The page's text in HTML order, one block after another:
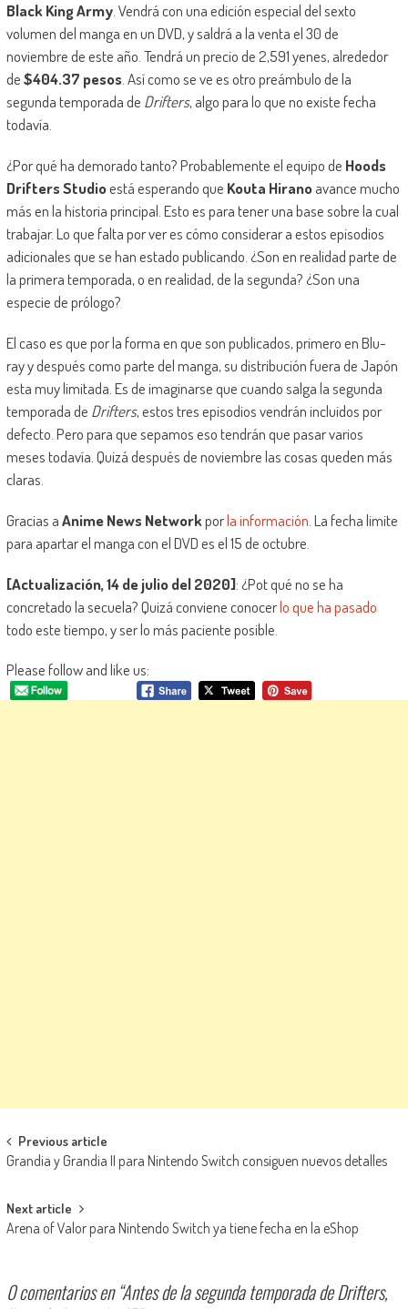
Black King Army. Vendrá con una edición especial del sexto
volumen del manga en un DVD, y saldrá a la venta el 30 de
noviembre de este año. Tendrá un precio de 2,591 yenes, alrededor
de$404.37 pesos. Así como se ve es otro preámbulo de la
segunda temporada de Drifters, algo para lo que no existe fecha
todavía.
¿Por qué ha demorado tanto? Probablemente el equipo de Hoods
Drifters Studioestá esperando que Kouta Hiranoavance mucho
más en la historia principal. Esto es para tener una base sobre la cual
trabajar. Lo que falta por ver es cómo considerar a estos episodios
adicionales que se han estado publicando. ¿Son en realidad parte de
la primera temporada, o en realidad, de la segunda? ¿Son una
especie de prólogo?
El caso es que por la forma en que son publicados, primero en Blu-
ray y después como parte del manga, su distribución fuera de Japón
esta muy limitada. Es de imaginarse que cuando salga la segunda
temporada de Drifters, estos tres episodios vendrán incluidos por
defecto. Pero para que sepamos eso tendrán que pasar varios
meses todavía. Quizá después de noviembre las cosas queden más
claras.
Gracias aAnime News Networkporla información . La fecha limite
para apartar el manga con el DVD es el 15 de octubre.
[Actualización, 14 de julio del 2020]: ¿Pot qué no se ha
concretado la secuela? Quizá conviene conocerlo que ha pasado
todo este tiempo, y ser lo más paciente posible.
Please follow and like us:
Navegación de entradas
Previous article
Grandia y Grandia II para Nintendo Switch consiguen nuevos detalles
Next article
Arena of Valor para Nintendo Switch ya tiene fecha en la eShop
0 comentarios en “Antes de la segunda temporada de Drifters,